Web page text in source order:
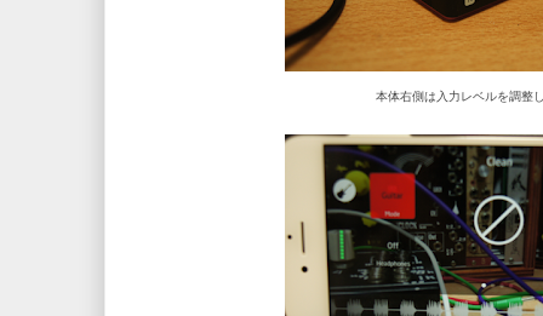
本体右側は入力レベルを調整